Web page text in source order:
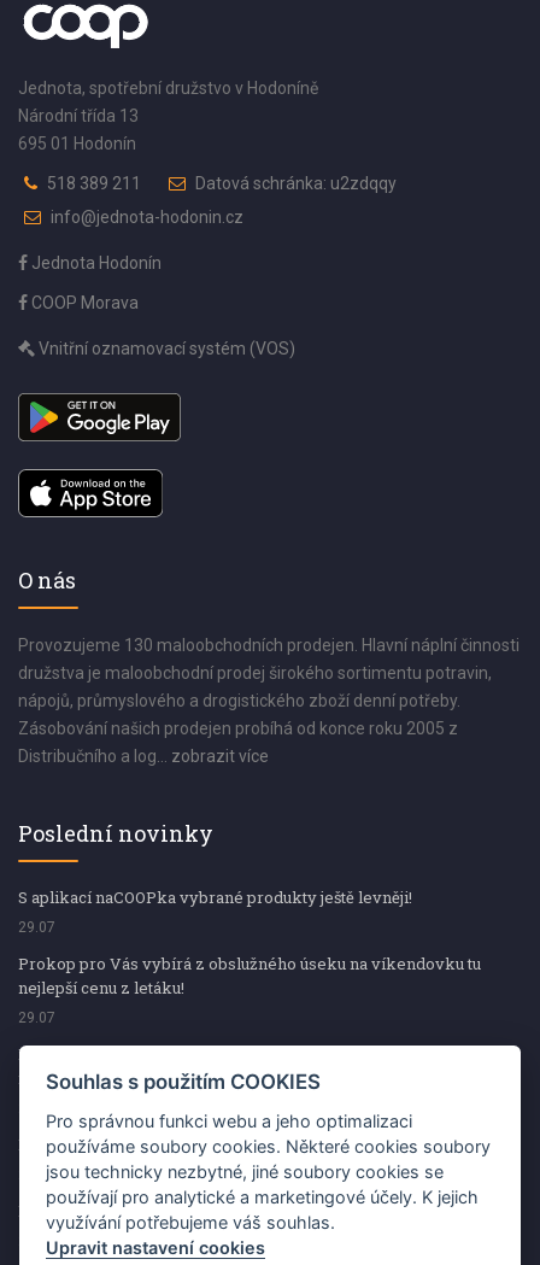
Jednota, spotřební družstvo v Hodoníně
Národní třída 13
695 01 Hodonín
518 389 211
Datová schránka: u2zdqqy
info@jednota-hodonin.cz
Jednota Hodonín
COOP Morava
Vnitřní oznamovací systém (VOS)
O nás
Provozujeme 130 maloobchodních prodejen. Hlavní náplní činnosti
družstva je maloobchodní prodej širokého sortimentu potravin,
nápojů, průmyslového a drogistického zboží denní potřeby.
Zásobování našich prodejen probíhá od konce roku 2005 z
Distribučního a log... zobrazit více
Poslední novinky
S aplikací naCOOPka vybrané produkty ještě levněji!
29.07
Prokop pro Vás vybírá z obslužného úseku na víkendovku tu
nejlepší cenu z letáku!
29.07
Prokop pro Vás vybírá z obslužného úseku na víkendovku tu
nejlepší cenu z letáku!
Kup špekáčky od Váhaly a vyhraj s naCOOPkou sekerku Fiskars
29.07
Prokop pro Vás vybírá na víkendovku ty nejlepší ceny z letáku!
29.07
Souhlas s použitím COOKIES
Pro správnou funkci webu a jeho optimalizaci
používáme soubory cookies. Některé cookies soubory
jsou technicky nezbytné, jiné soubory cookies se
používají pro analytické a marketingové účely. K jejich
využívání potřebujeme váš souhlas.
Upravit nastavení cookies